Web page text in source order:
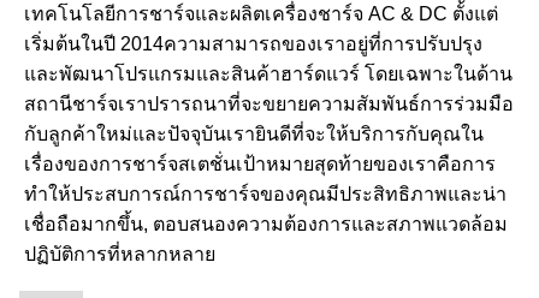
เทคโนโลยีการชาร์จและผลิตเครื่องชาร์จ AC & DC ตั้งแต่
เริ่มต้นในปี 2014ความสามารถของเราอยู่ที่การปรับปรุง
และพัฒนาโปรแกรมและสินค้าฮาร์ดแวร์ โดยเฉพาะในด้าน
สถานีชาร์จเราปรารถนาที่จะขยายความสัมพันธ์การร่วมมือ
กับลูกค้าใหม่และปัจจุบันเรายินดีที่จะให้บริการกับคุณใน
เรื่องของการชาร์จสเตชั่นเป้าหมายสุดท้ายของเราคือการ
ทําให้ประสบการณ์การชาร์จของคุณมีประสิทธิภาพและน่า
เชื่อถือมากขึ้น, ตอบสนองความต้องการและสภาพแวดล้อม
ปฏิบัติการที่หลากหลาย